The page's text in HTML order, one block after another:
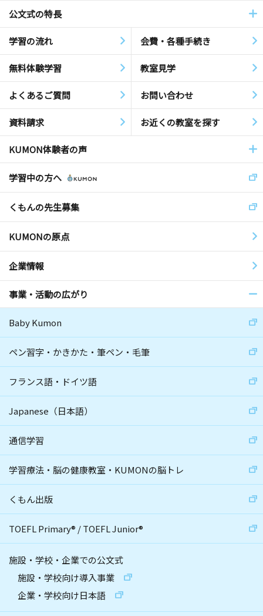
公文式の特長
学習の流れ 会費・各種手続き
無料体験学習 教室見学
よくあるご質問 お問い合わせ
資料請求 お近くの教室を探す
KUMON体験者の声
学習中の方へ
くもんの先生募集
KUMONの原点
企業情報
事業・活動の広がり
Baby Kumon
ペン習字・かきかた・筆ペン・毛筆
フランス語・ドイツ語
Japanese（日本語）
通信学習
学習療法・脳の健康教室・KUMONの脳トレ
くもん出版
TOEFL Primary® /TOEFL Junior®
施設・学校・企業での公文式
施設・学校向け導入事業
企業・学校向け日本語